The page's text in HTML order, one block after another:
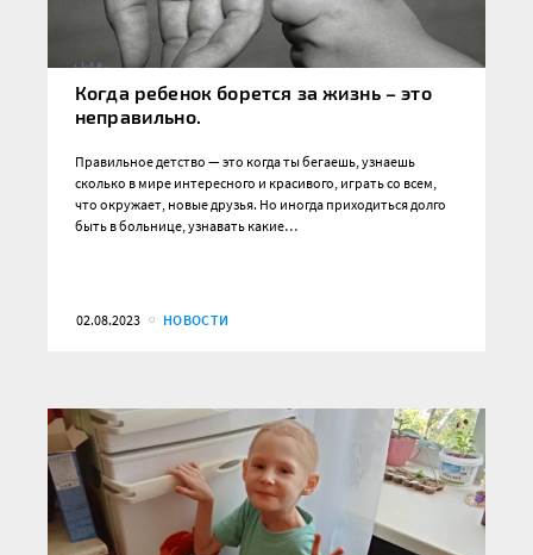
Когда ребенок борется за жизнь – это
неправильно.
Правильное детство — это когда ты бегаешь, узнаешь
сколько в мире интересного и красивого, играть со всем,
что окружает, новые друзья. Но иногда приходиться долго
быть в больнице, узнавать какие…
02.08.2023 НОВОСТИ